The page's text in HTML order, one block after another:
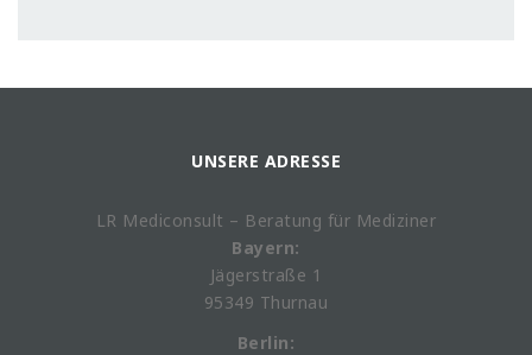
UNSERE ADRESSE
LR Mediconsult – Beratung für Mediziner
Bayern:
Jägerstraße 1
95349 Thurnau
Berlin: